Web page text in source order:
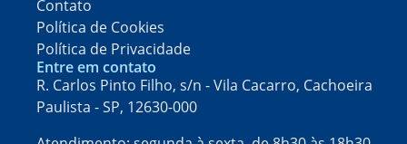
Contato
Política de Cookies
Política de Privacidade
Entre em contato
R. Carlos Pinto Filho, s/n - Vila Cacarro, Cachoeira
Paulista - SP, 12630-000​